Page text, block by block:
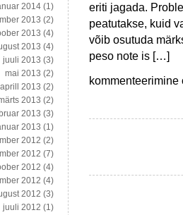
eriti jagada.
peatutakse, kuid
võib osutuda
peso note is […]
Müüntide
sientoloogide
2014 (1)
2013 (2)
2013 (4)
2013 (4)
juuli 2013 (3)
mai 2013 (2)
aprill 2013 (2)
2013 (2)
2013 (3)
2013 (1)
2012 (2)
2012 (7)
2012 (4)
2012 (4)
2012 (3)
juuli 2012 (1)